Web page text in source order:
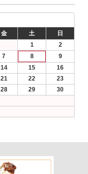
金 土 日
1
2
7 8
9
14 15
16
21 22
23
28 29
30